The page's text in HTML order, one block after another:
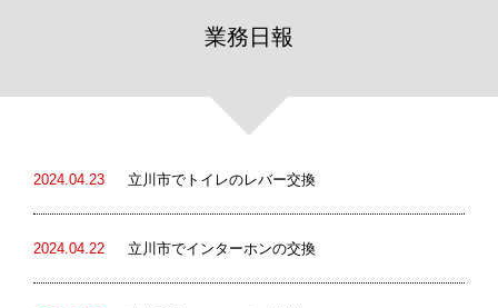
業務日報
2024.04.23 立川市でトイレのレバー交換
2024.04.22 立川市でインターホンの交換